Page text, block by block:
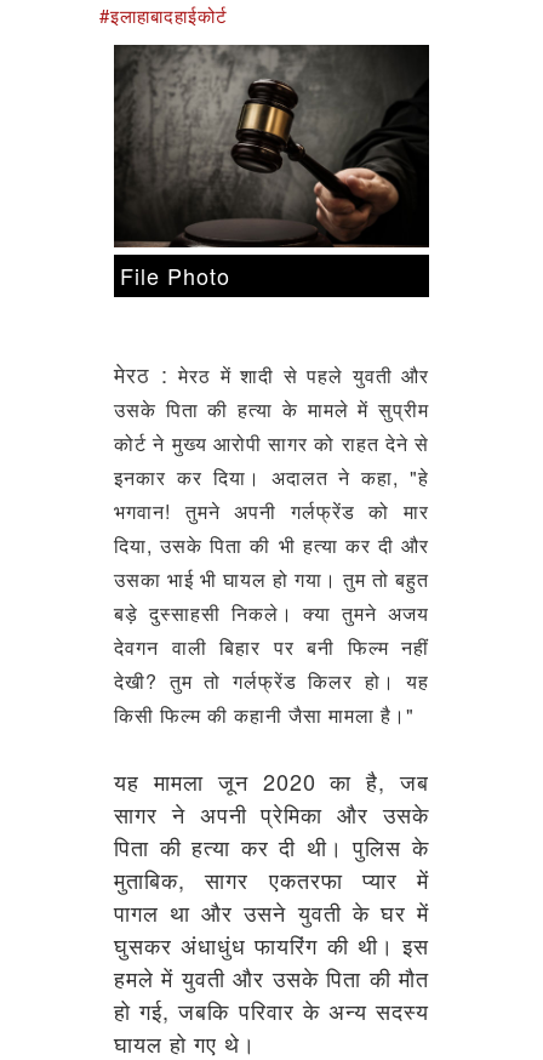
#इलाहाबादहाईकोर्ट
File Photo
मेरठ :मेरठ में शादी से पहले युवती और
उसके पिता की हत्या के मामले में सुप्रीम
कोर्ट ने मुख्य आरोपी सागर को राहत देने से
इनकार कर दिया। अदालत ने कहा, "हे
भगवान! तुमने अपनी गर्लफ्रेंड को मार
दिया, उसके पिता की भी हत्या कर दी और
उसका भाई भी घायल हो गया। तुम तो बहुत
बड़े दुस्साहसी निकले। क्या तुमने अजय
देवगन वाली बिहार पर बनी फिल्म नहीं
देखी? तुम तो गर्लफ्रेंड किलर हो। यह
किसी फिल्म की कहानी जैसा मामला है।"
यह मामला जून 2020 का है, जब
सागर ने अपनी प्रेमिका और उसके
पिता की हत्या कर दी थी। पुलिस के
मुताबिक, सागर एकतरफा प्यार में
पागल था और उसने युवती के घर में
घुसकर अंधाधुंध फायरिंग की थी। इस
हमले में युवती और उसके पिता की मौत
हो गई, जबकि परिवार के अन्य सदस्य
घायल हो गए थे।